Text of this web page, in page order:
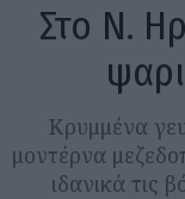
Στο Ν.
Κρυμμένα
μοντέρνα
ιδανικά τις